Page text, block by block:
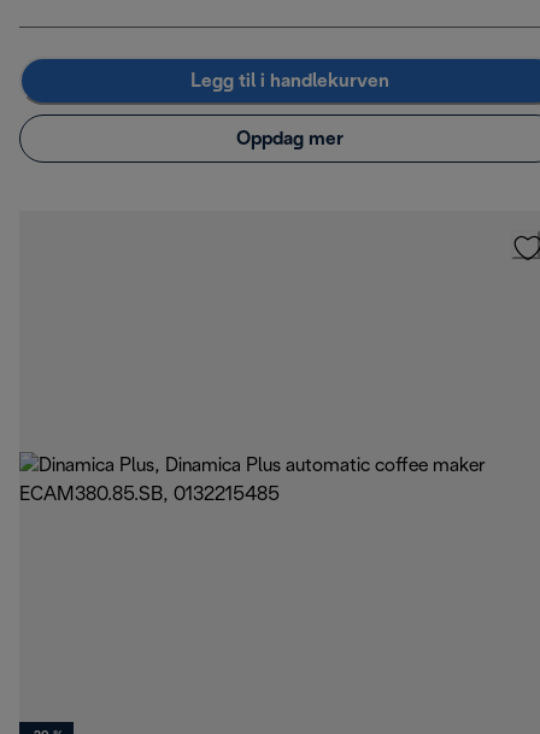
Legg til i handlekurven
Oppdag mer